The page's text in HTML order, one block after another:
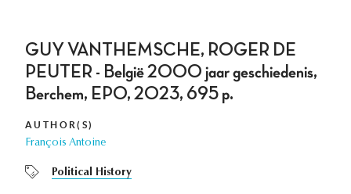
GUY VANTHEMSCHE, ROGER DE
PEUTER - België 2000 jaar geschiedenis,
Berchem, EPO, 2023, 695 p.
AUTHOR(S)
François Antoine
Political History